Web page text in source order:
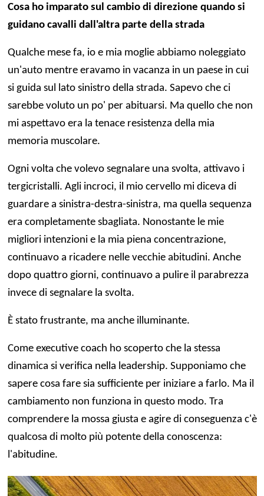
Cosa ho imparato sul cambio di direzione quando si
guidano cavalli dall'altra parte della strada
Qualche mese fa, io e mia moglie abbiamo noleggiato
un'auto mentre eravamo in vacanza in un paese in cui
si guida sul lato sinistro della strada. Sapevo che ci
sarebbe voluto un po' per abituarsi. Ma quello che non
mi aspettavo era la tenace resistenza della mia
memoria muscolare.
Ogni volta che volevo segnalare una svolta, attivavo i
tergicristalli. Agli incroci, il mio cervello mi diceva di
guardare a sinistra-destra-sinistra, ma quella sequenza
era completamente sbagliata. Nonostante le mie
migliori intenzioni e la mia piena concentrazione,
continuavo a ricadere nelle vecchie abitudini. Anche
dopo quattro giorni, continuavo a pulire il parabrezza
invece di segnalare la svolta.
È stato frustrante, ma anche illuminante.
Come executive coach ho scoperto che la stessa
dinamica si verifica nella leadership. Supponiamo che
sapere cosa fare sia sufficiente per iniziare a farlo. Ma il
cambiamento non funziona in questo modo. Tra
comprendere la mossa giusta e agire di conseguenza c'è
qualcosa di molto più potente della conoscenza:
l'abitudine.